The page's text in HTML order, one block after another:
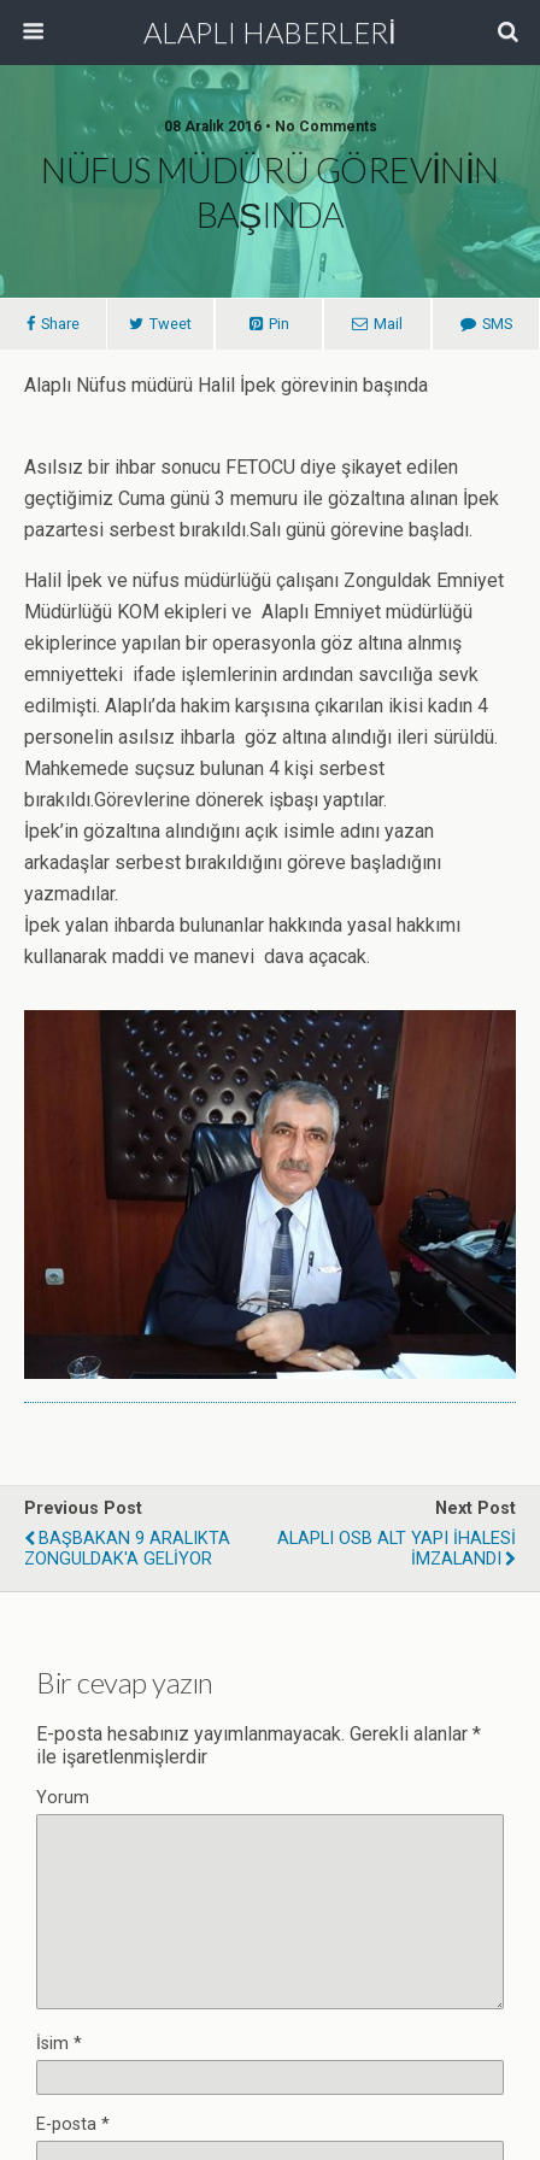
ALAPLI HABERLERİ
08 Aralık 2016 • No Comments
NÜFUS MÜDÜRÜ GÖREVİNİN
BAŞINDA
Share Tweet Pin Mail SMS
Alaplı Nüfus müdürü Halil İpek görevinin başında
Asılsız bir ihbar sonucu FETOCU diye şikayet edilen
geçtiğimiz Cuma günü 3 memuru ile gözaltına alınan İpek
pazartesi serbest bırakıldı.Salı günü görevine başladı.
Halil İpek ve nüfus müdürlüğü çalışanı Zonguldak Emniyet
Müdürlüğü KOM ekipleri ve Alaplı Emniyet müdürlüğü
ekiplerince yapılan bir operasyonla göz altına alnmış
emniyetteki ifade işlemlerinin ardından savcılığa sevk
edilmişti. Alaplı’da hakim karşısına çıkarılan ikisi kadın 4
personelin asılsız ihbarla göz altına alındığı ileri sürüldü.
Mahkemede suçsuz bulunan 4 kişi serbest
bırakıldı.Görevlerine dönerek işbaşı yaptılar.
İpek’in gözaltına alındığını açık isimle adını yazan
arkadaşlar serbest bırakıldığını göreve başladığını
yazmadılar.
İpek yalan ihbarda bulunanlar hakkında yasal hakkımı
kullanarak maddi ve manevi dava açacak.
Previous Post
BAŞBAKAN 9 ARALIKTA
ZONGULDAK'A GELİYOR
Next Post
ALAPLI OSB ALT YAPI İHALESİ
İMZALANDI
Bir cevap yazın
E-posta hesabınız yayımlanmayacak. Gerekli alanlar *
ile işaretlenmişlerdir
Yorum
İsim *
E-posta *